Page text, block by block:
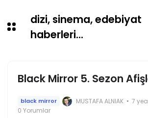
dizi, sinema, edebiyat
haberleri...
Black Mirror 5. Sezon
black mirror MUSTAFA ALNIAK
7
0 Yorumlar